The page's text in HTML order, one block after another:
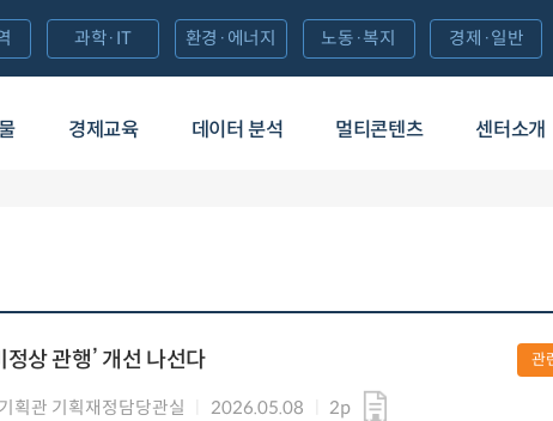
경제교육 데이터 분석 멀티콘텐츠 센터소개
과학·IT 환경·에너지 노동·복지 경제·일반
상 관행’ 개선 나선다
획관 기획재정담당관실 2026.05.08 2p
관